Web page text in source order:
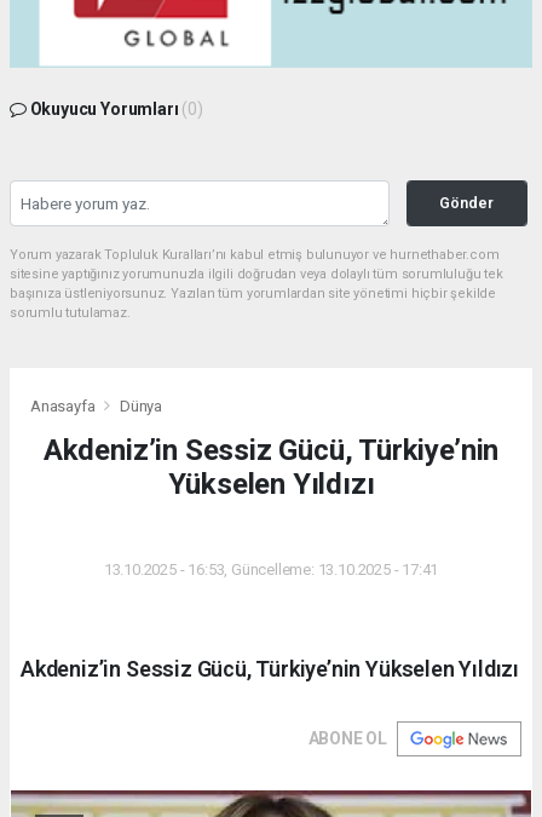
Okuyucu Yorumları (0)
Gönder
Yorum yazarak Topluluk Kuralları’nı kabul etmiş bulunuyor ve hurnethaber.com
sitesine yaptığınız yorumunuzla ilgili doğrudan veya dolaylı tüm sorumluluğu tek
başınıza üstleniyorsunuz. Yazılan tüm yorumlardan site yönetimi hiçbir şekilde
sorumlu tutulamaz.
Anasayfa Dünya
Akdeniz’in Sessiz Gücü, Türkiye’nin
Yükselen Yıldızı
13.10.2025 - 16:53, Güncelleme: 13.10.2025 - 17:41
Akdeniz’in Sessiz Gücü, Türkiye’nin Yükselen Yıldızı
ABONE OL